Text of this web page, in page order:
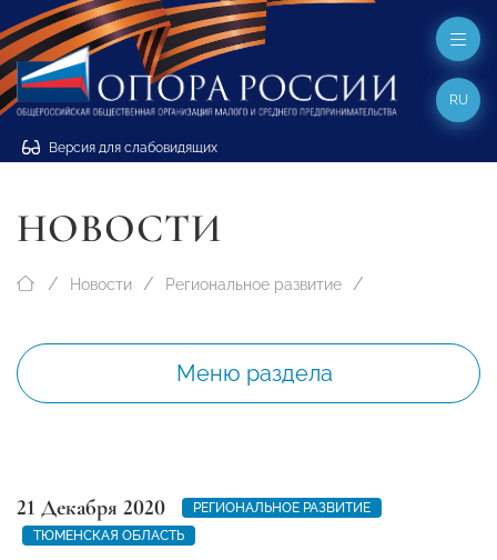
Версия для слабовидящих
RU
НОВОСТИ
Новости Региональное развитие
Меню раздела
21 Декабря 2020
РЕГИОНАЛЬНОЕ РАЗВИТИЕ
ТЮМЕНСКАЯ ОБЛАСТЬ